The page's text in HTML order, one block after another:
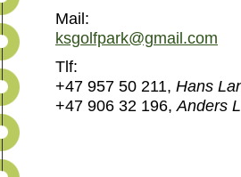
Mail:
ksgolfpark@gmail.com
Tlf:
+47 957 50 211, Hans
+47 906 32 196,Anders